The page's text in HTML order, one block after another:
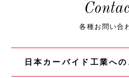
各種お問い合
日本カーバイド工業へ